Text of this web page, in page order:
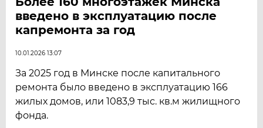
введено в эксплуатацию после
капремонта за год
10.01.2026 13:07
За 2025 год в Минске после капитального
ремонта было введено в эксплуатацию 166
жилых домов, или 1083,9 тыс. кв.м жилищного
фонда.